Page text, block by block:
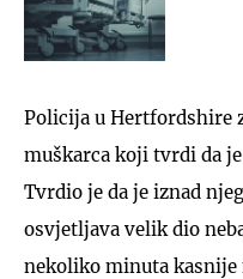
Policija u Hertfordshire
muškarca koji tvrdi da
Tvrdio je da je iznad
osvjetljava velik dio
nekoliko minuta kasnije